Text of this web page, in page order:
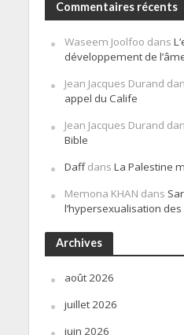
Commentaires récents
Waseem Joolfoo dans
développement de
Jean Jacques Durand
appel du Calife
Jean Jacques Durand
Bible
Daffdans La Palestine
Memona KHAN dans
l’hypersexualisation
Archives
août 2026
juillet 2026
juin 2026